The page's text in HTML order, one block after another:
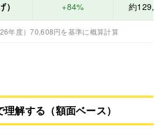
） +84% 約
年度）70,608円を基準に概算計算
解する（額面ベース）